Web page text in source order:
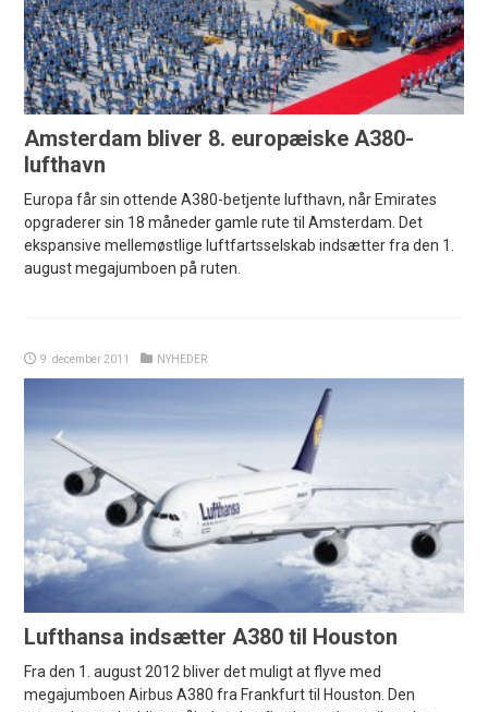
Amsterdam bliver 8. europæiske A380-
lufthavn
Europa får sin ottende A380-betjente lufthavn, når Emirates
opgraderer sin 18 måneder gamle rute til Amsterdam. Det
ekspansive mellemøstlige luftfartsselskab indsætter fra den 1.
august megajumboen på ruten.
9. december 2011 NYHEDER
Lufthansa indsætter A380 til Houston
Fra den 1. august 2012 bliver det muligt at flyve med
megajumboen Airbus A380 fra Frankfurt til Houston. Den